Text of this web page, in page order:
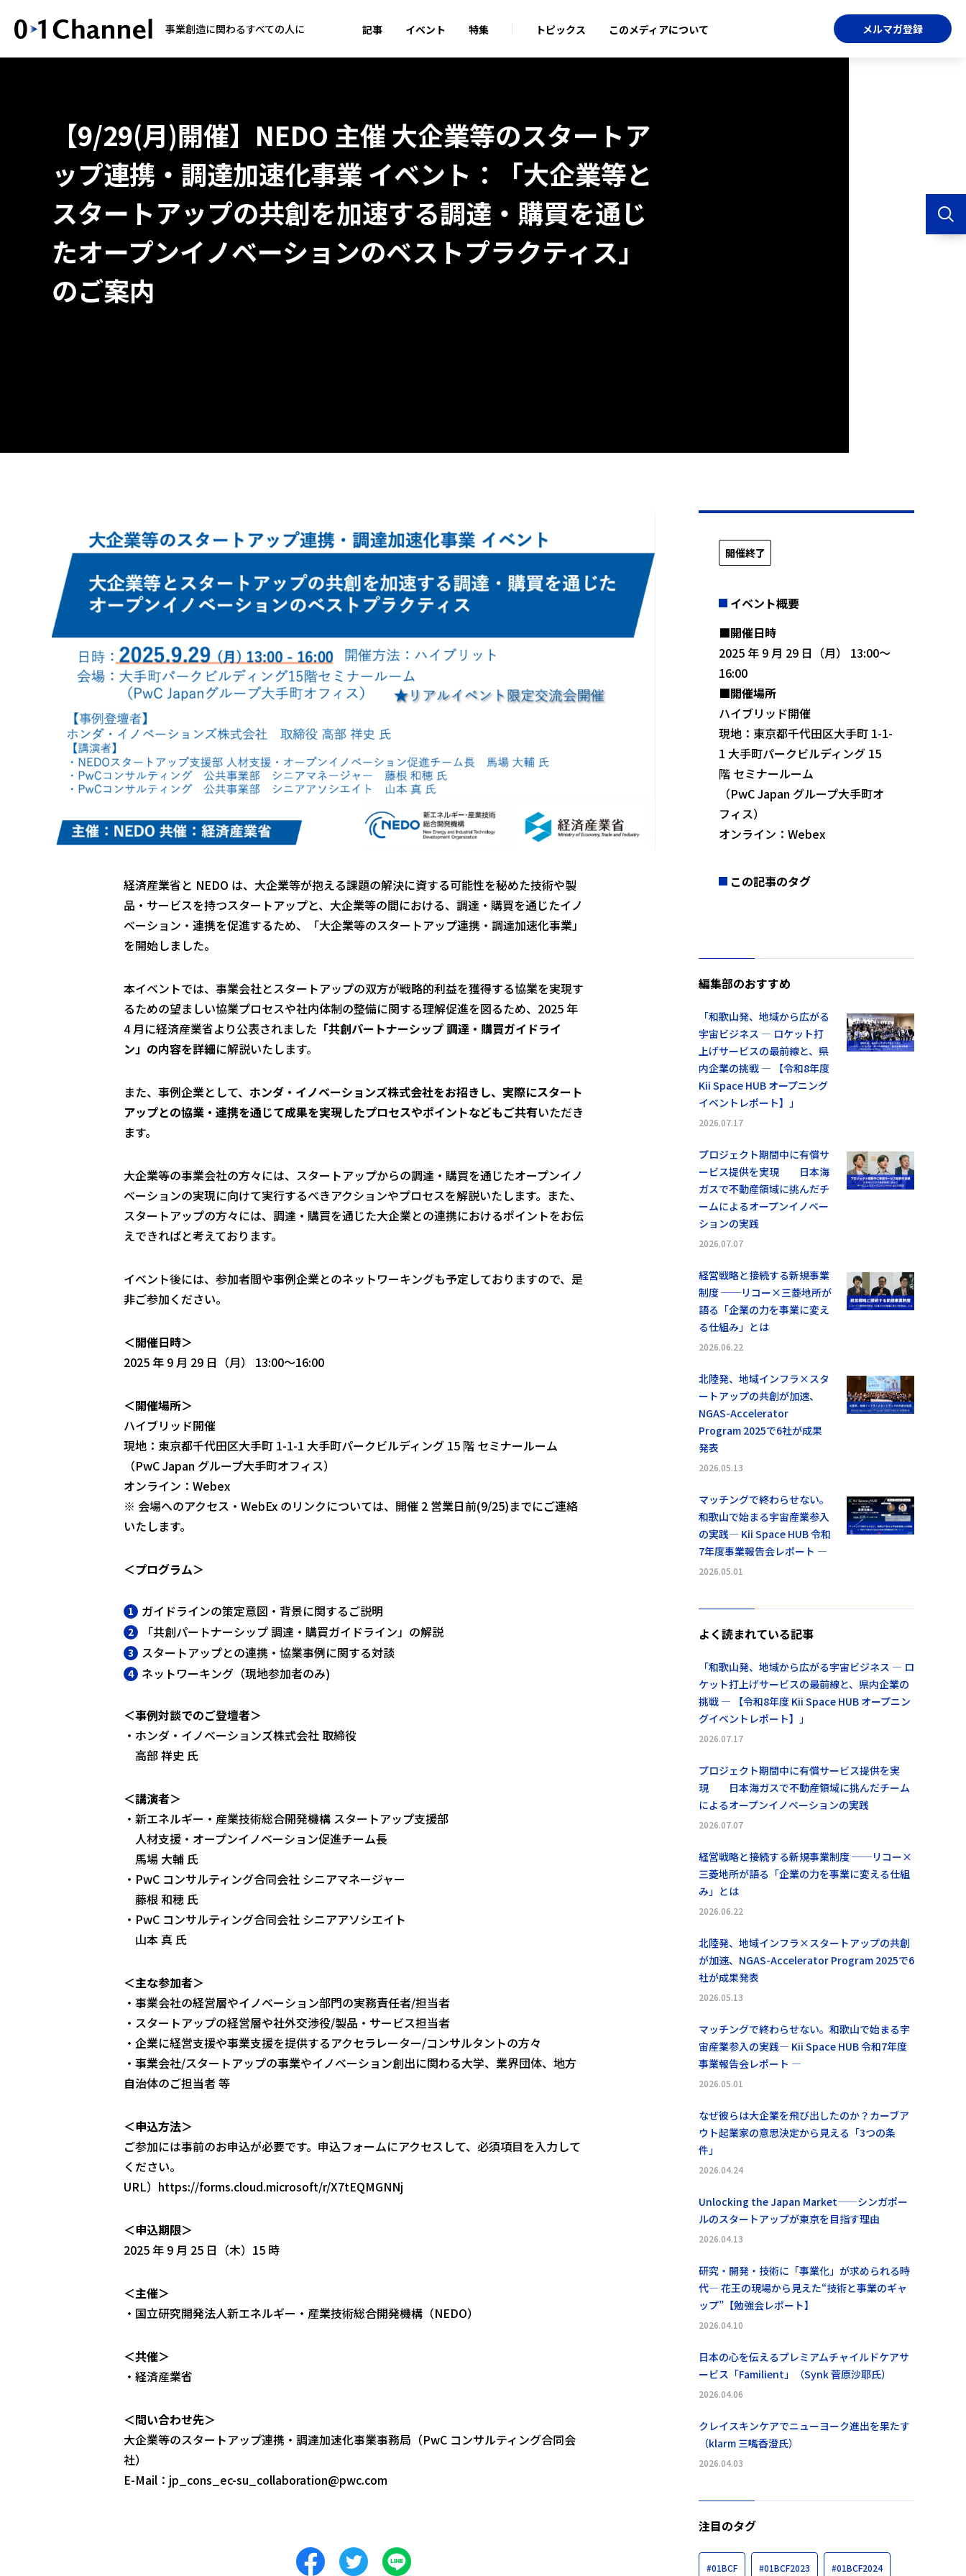
事業創造に関わるすべての人に 記事 イベント 特集 トピックス このメディアについて メルマガ登録
【9/29(月)開催】NEDO 主催 大企業等のスタートア
ップ連携・調達加速化事業 イベント：「大企業等と
スタートアップの共創を加速する調達・購買を通じ
たオープンイノベーションのベストプラクティス」
のご案内
経済産業省と NEDO は、大企業等が抱える課題の解決に資する可能性を秘めた技術や製
品・サービスを持つスタートアップと、大企業等の間における、調達・購買を通じたイノ
ベーション・連携を促進するため、「大企業等のスタートアップ連携・調達加速化事業」
を開始しました。
本イベントでは、事業会社とスタートアップの双方が戦略的利益を獲得する協業を実現す
るための望ましい協業プロセスや社内体制の整備に関する理解促進を図るため、2025 年
4 月に経済産業省より公表されました 「共創パートナーシップ 調達・購買ガイドライ
ン」の内容を詳細に解説いたします。
また、事例企業として、 ホンダ・イノベーションズ株式会社をお招きし、実際にスタート
アップとの協業・連携を通じて成果を実現したプロセスやポイントなどもご共有いただき
ます。
大企業等の事業会社の方々には、スタートアップからの調達・購買を通じたオープンイノ
ベーションの実現に向けて実行するべきアクションやプロセスを解説いたします。また、
スタートアップの方々には、調達・購買を通じた大企業との連携におけるポイントをお伝
えできればと考えております。
イベント後には、参加者間や事例企業とのネットワーキングも予定しておりますので、是
非ご参加ください。
＜開催日時＞
2025 年 9 月 29 日（月） 13:00～16:00
＜開催場所＞
ハイブリッド開催
現地：東京都千代田区大手町 1-1-1 大手町パークビルディング 15 階 セミナールーム
（PwC Japan グループ大手町オフィス）
オンライン：Webex
※ 会場へのアクセス・WebEx のリンクについては、開催 2 営業日前(9/25)までにご連絡
いたします。
＜プログラム＞
ガイドラインの策定意図・背景に関するご説明
「共創パートナーシップ 調達・購買ガイドライン」の解説
スタートアップとの連携・協業事例に関する対談
ネットワーキング（現地参加者のみ)
＜事例対談でのご登壇者＞
・ホンダ・イノベーションズ株式会社 取締役
高部 祥史 氏
＜講演者＞
・新エネルギー・産業技術総合開発機構 スタートアップ支援部
人材支援・オープンイノベーション促進チーム長
馬場 大輔 氏
・PwC コンサルティング合同会社 シニアマネージャー
藤根 和穂 氏
・PwC コンサルティング合同会社 シニアアソシエイト
山本 真 氏
＜主な参加者＞
・事業会社の経営層やイノベーション部門の実務責任者/担当者
・スタートアップの経営層や社外交渉役/製品・サービス担当者
・企業に経営支援や事業支援を提供するアクセラレーター/コンサルタントの方々
・事業会社/スタートアップの事業やイノベーション創出に関わる大学、業界団体、地方
自治体のご担当者 等
＜申込方法＞
ご参加には事前のお申込が必要です。申込フォームにアクセスして、必須項目を入力して
ください。
URL）https://forms.cloud.microsoft/r/X7tEQMGNNj
＜申込期限＞
2025 年 9 月 25 日（木）15 時
＜主催＞
・国立研究開発法人新エネルギー・産業技術総合開発機構（NEDO）
＜共催＞
・経済産業省
＜問い合わせ先＞
大企業等のスタートアップ連携・調達加速化事業事務局（PwC コンサルティング合同会
社）
E-Mail：jp_cons_ec-su_collaboration@pwc.com
開催終了
イベント概要
■開催日時
2025 年 9 月 29 日（月） 13:00～
16:00
■開催場所
ハイブリッド開催
現地：東京都千代田区大手町 1-1-
1 大手町パークビルディング 15
階 セミナールーム
（PwC Japan グループ大手町オ
フィス）
オンライン：Webex
この記事のタグ
編集部のおすすめ
「和歌山発、地域から広がる
宇宙ビジネス ― ロケット打
上げサービスの最前線と、県
内企業の挑戦 ― 【令和8年度
Kii Space HUB オープニング
イベントレポート】」
2026.07.17
プロジェクト期間中に有償サ
ービス提供を実現 日本海
ガスで不動産領域に挑んだチ
ームによるオープンイノベー
ションの実践
2026.07.07
経営戦略と接続する新規事業
制度 ──リコー×三菱地所が
語る「企業の力を事業に変え
る仕組み」とは
2026.06.22
北陸発、地域インフラ×スタ
ートアップの共創が加速、
NGAS-Accelerator
Program 2025で6社が成果
発表
2026.05.13
マッチングで終わらせない。
和歌山で始まる宇宙産業参入
の実践― Kii Space HUB 令和
7年度事業報告会レポート ―
2026.05.01
よく読まれている記事
「和歌山発、地域から広がる宇宙ビジネス ― ロ
ケット打上げサービスの最前線と、県内企業の
挑戦 ― 【令和8年度 Kii Space HUB オープニン
グイベントレポート】」
2026.07.17
プロジェクト期間中に有償サービス提供を実
現 日本海ガスで不動産領域に挑んだチーム
によるオープンイノベーションの実践
2026.07.07
経営戦略と接続する新規事業制度 ──リコー×
三菱地所が語る「企業の力を事業に変える仕組
み」とは
2026.06.22
北陸発、地域インフラ×スタートアップの共創
が加速、NGAS-Accelerator Program 2025で6
社が成果発表
2026.05.13
マッチングで終わらせない。和歌山で始まる宇
宙産業参入の実践― Kii Space HUB 令和7年度
事業報告会レポート ―
2026.05.01
なぜ彼らは大企業を飛び出したのか？カーブア
ウト起業家の意思決定から見える「3つの条
件」
2026.04.24
Unlocking the Japan Market——シンガポー
ルのスタートアップが東京を目指す理由
2026.04.13
研究・開発・技術に「事業化」が求められる時
代― 花王の現場から見えた“技術と事業のギャ
ップ”【勉強会レポート】
2026.04.10
日本の心を伝えるプレミアムチャイルドケアサ
ービス「Familient」（Synk 菅原沙耶氏）
2026.04.06
クレイスキンケアでニューヨーク進出を果たす
（klarm 三嘴香澄氏）
2026.04.03
注目のタグ
#01BCF #01BCF2023 #01BCF2024